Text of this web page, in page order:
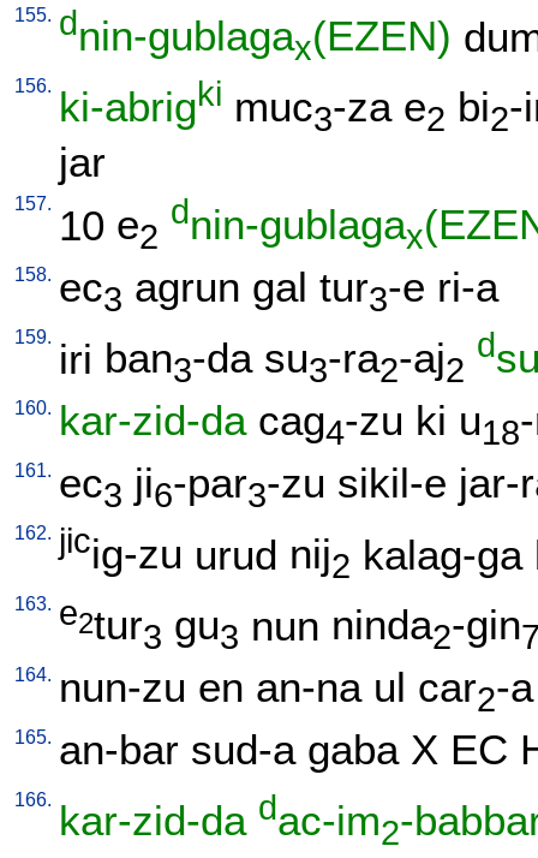
155. dnin-gublagax(EZEN)
156. ki-abrigki muc3-za e2 bi2-
jar
157. 10 e2
dnin-gublagax
158. ec3 agrun gal tur3-e ri-a
159. iri ban3-da su3-ra2-aj2
d
160. kar-zid-da cag4-zu ki u18
161. ec3 ji6-par3-zu sikil-e jar-
162. jicig-zu urud nij2 kalag-ga
163. e2tur3 gu3 nun ninda2-gin
164. nun-zu en an-na ul car2-a
165. an-bar sud-a gaba X EC
166. kar-zid-da dac-im2-